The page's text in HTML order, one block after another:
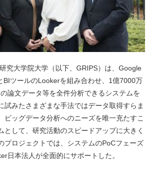
究大学院大学（以下、GRIPS）は、Google
BIツールのLookerを組み合わせ、1億7000万
論文データ等を全件分析できるシステムを
試みたさまざまな手法ではデータ取得すらま
ビッグデータ分析へのニーズを唯一充たすこ
として、研究活動のスピードアップに大きく
プロジェクトでは、システムのPoCフェーズ
日本法人が全面的にサポートした。